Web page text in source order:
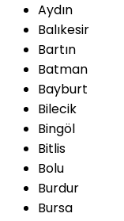
Aydın
Balıkesir
Bartın
Batman
Bayburt
Bilecik
Bingöl
Bitlis
Bolu
Burdur
Bursa